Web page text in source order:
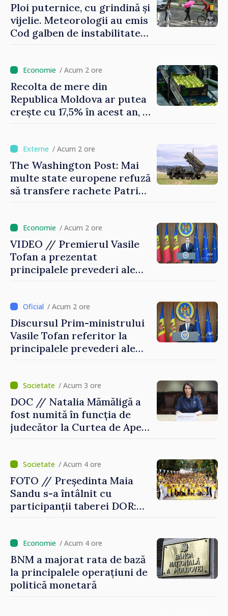
Ploi puternice, cu grindină și
vijelie. Meteorologii au emis
Cod galben de instabilitate
/ Acum 2 ore
Recolta de mere din
Republica Moldova ar putea
crește cu 17,5% în acest an, în
/ Acum 2 ore
The Washington Post: Mai
multe state europene refuză
să transfere rachete Patriot
/ Acum 2 ore
VIDEO // Premierul Vasile
Tofan a prezentat
principalele prevederi ale
/ Acum 2 ore
Discursul Prim-ministrului
Vasile Tofan referitor la
principalele prevederi ale
/ Acum 3 ore
DOC // Natalia Mămăligă a
fost numită în funcția de
judecător la Curtea de Apel
/ Acum 4 ore
FOTO // Președinta Maia
Sandu s-a întâlnit cu
participanții taberei DOR:
/ Acum 4 ore
BNM a majorat rata de bază
la principalele operațiuni de
politică monetară